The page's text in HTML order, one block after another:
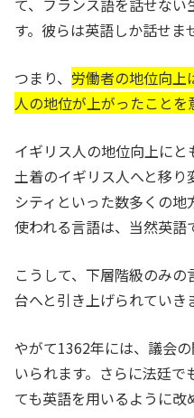
す。彼らは英語しか話せま
つまり、 労働者の地位向上
人の地位が上がったことを
イギリス人の地位向上に
土着のイギリス人へと移
シティといった数多くの
使われる言語は、当然英語
こうして、下層階級のみ
台へと引き上げられていき
やがて1362年には、議会
いられます。さらに法廷
ても英語を用いるように改